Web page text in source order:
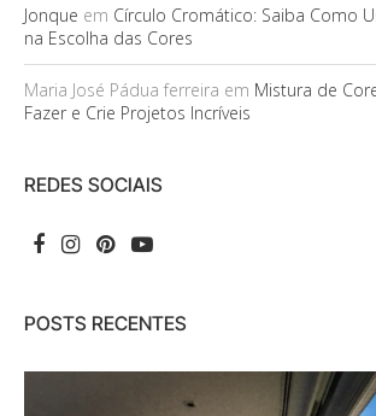
Jonque em Círculo Cromático: Saiba Como
na Escolha das Cores
Maria José Pádua ferreira em Mistura de
Fazer e Crie Projetos Incríveis
REDES SOCIAIS
POSTS RECENTES